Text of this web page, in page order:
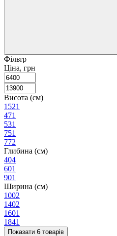
Фільтр
Ціна, грн
Висота (см)
1521
471
531
751
772
Глибина (см)
404
601
901
Ширина (см)
1002
1402
1601
1841
Показати 6 товарів